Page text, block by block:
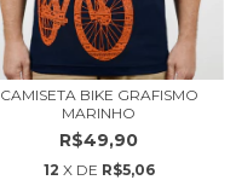
CAMISETA BIKE GRAFISMO
MARINHO
R$49,90
12 X DE R$5,06